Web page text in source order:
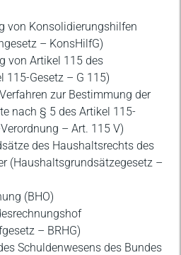
von Konsolidierungshilfen
– KonsHilfG)
von Artikel 115 des
115-Gesetz – G 115)
zur Bestimmung der
nach § 5 des Artikel 115-
– Art. 115 V)
des Haushaltsrechts des
(Haushaltsgrundsätzegesetz –
(BHO)
– BRHG)
Schuldenwesens des Bundes